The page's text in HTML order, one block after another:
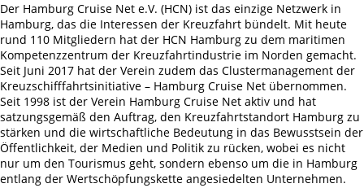
Der Hamburg Cruise Net e.V. (HCN) ist das einzige Netzwerk in
Hamburg, das die Interessen der Kreuzfahrt bündelt. Mit heute
rund 110 Mitgliedern hat der HCN Hamburg zu dem maritimen
Kompetenzzentrum der Kreuzfahrtindustrie im Norden gemacht.
Seit Juni 2017 hat der Verein zudem das Clustermanagement der
Kreuzschifffahrtsinitiative – Hamburg Cruise Net übernommen.
Seit 1998 ist der Verein Hamburg Cruise Net aktiv und hat
satzungsgemäß den Auftrag, den Kreuzfahrtstandort Hamburg zu
stärken und die wirtschaftliche Bedeutung in das Bewusstsein der
Öffentlichkeit, der Medien und Politik zu rücken, wobei es nicht
nur um den Tourismus geht, sondern ebenso um die in Hamburg
entlang der Wertschöpfungskette angesiedelten Unternehmen.